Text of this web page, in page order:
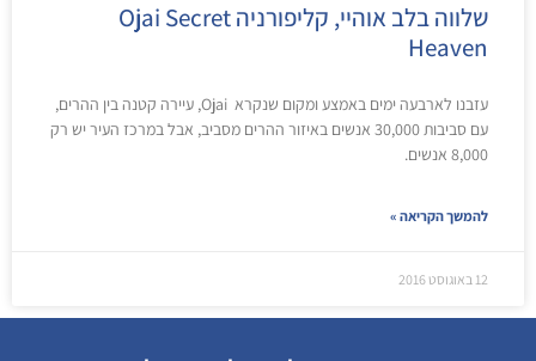
שלווה בלב אוהיי, קליפורניה Ojai Secret
Heaven
עזבנו לארבעה ימים באמצע ומקום שנקרא Ojai, עיירה קטנה בין ההרים,
עם סביבות 30,000 אנשים באיזור ההרים מסביב, אבל במרכז העיר יש רק
8,000 אנשים.
להמשך הקריאה »
12 באוגוסט 2016